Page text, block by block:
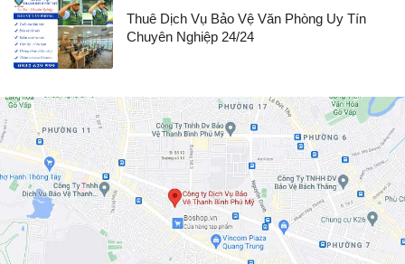
Thuê Dịch Vụ Bảo Vệ Văn Phòng Uy Tín
Chuyên Nghiệp 24/24